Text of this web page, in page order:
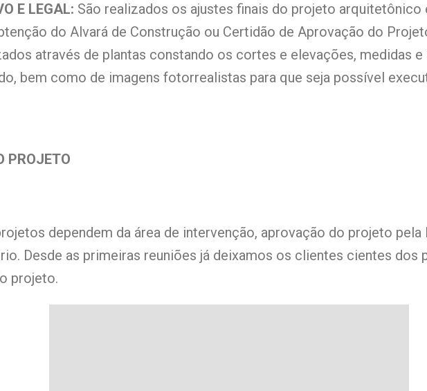
E LEGAL: São realizados os ajustes finais do projeto arquitetônico
do Alvará de Construção ou Certidão de Aprovação do
através de plantas constando os cortes e elevações, medidas
bem como de imagens fotorrealistas para que seja possível
PROJETO
dependem da área de intervenção, aprovação do projeto
Desde as primeiras reuniões já deixamos os clientes cientes dos
projeto.